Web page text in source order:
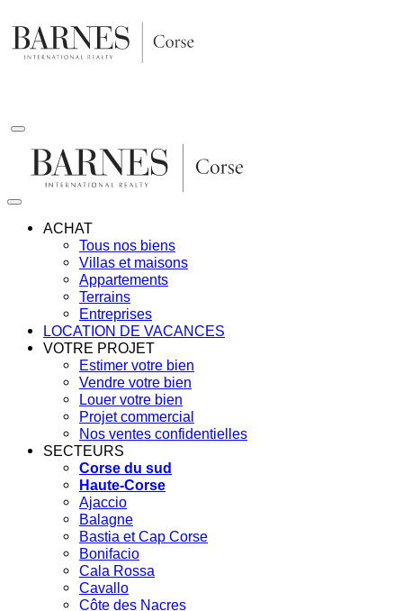
au
contenu
ACHAT
Tous nos biens
Villas et maisons
Appartements
Terrains
Entreprises
LOCATION DE VACANCES
VOTRE PROJET
Estimer votre bien
Vendre votre bien
Louer votre bien
Projet commercial
Nos ventes confidentielles
SECTEURS
Corse du sud
Haute-Corse
Ajaccio
Balagne
Bastia et Cap Corse
Bonifacio
Cala Rossa
Cavallo
Côte des Nacres